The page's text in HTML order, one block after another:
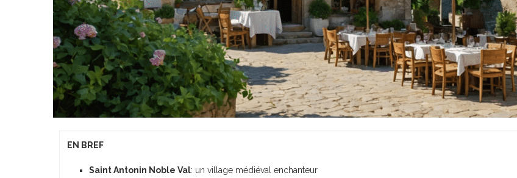
EN BREF
Saint Antonin Noble Val: un village médiéval enchanteur